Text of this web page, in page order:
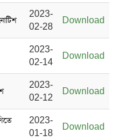
2023-
02-28
Download
2023-
02-14
Download
2023-
02-12
Download
2023-
01-18
Download